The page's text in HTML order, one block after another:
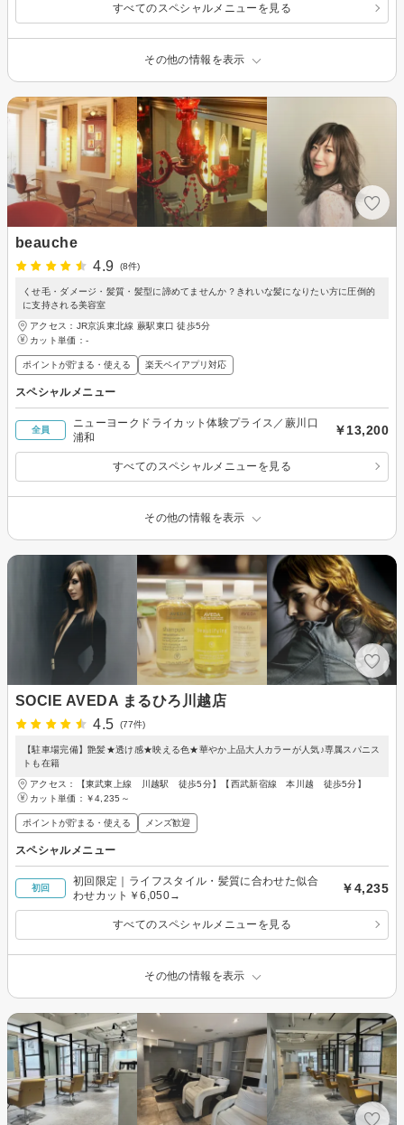
すべてのスペシャルメニューを見る
その他の情報を表示
beauche
4.9
(8件)
くせ毛・ダメージ・髪質・髪型に諦めてませんか？きれいな髪になりたい方に圧倒的
に支持される美容室
アクセス：JR京浜東北線 蕨駅東口 徒歩5分
カット単価： -
ポイントが貯まる・使える 楽天ペイアプリ対応
スペシャルメニュー
全員
ニューヨークドライカット体験プライス／蕨川口
浦和
￥13,200
すべてのスペシャルメニューを見る
その他の情報を表示
SOCIE AVEDA まるひろ川越店
4.5
(77件)
【駐車場完備】艶髪★透け感★映える色★華やか上品大人カラーが人気♪専属スパニス
トも在籍
アクセス：【東武東上線 川越駅 徒歩5分】【西武新宿線 本川越 徒歩5分】
カット単価： ￥4,235～
ポイントが貯まる・使える メンズ歓迎
スペシャルメニュー
初回
初回限定｜ライフスタイル・髪質に合わせた似合
わせカット￥6,050→
￥4,235
すべてのスペシャルメニューを見る
その他の情報を表示